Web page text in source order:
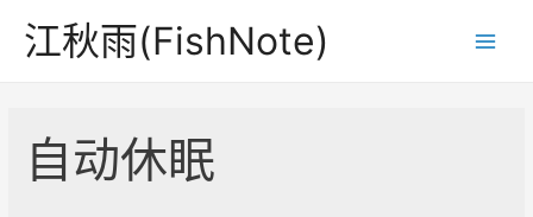
江秋雨(FishNote)
自动休眠